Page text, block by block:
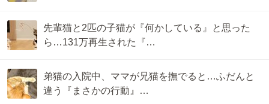
先輩猫と2匹の子猫が『何かしている』と思った
ら…131万再生された『…
弟猫の入院中、ママが兄猫を撫でると…ふだんと
違う『まさかの行動』…